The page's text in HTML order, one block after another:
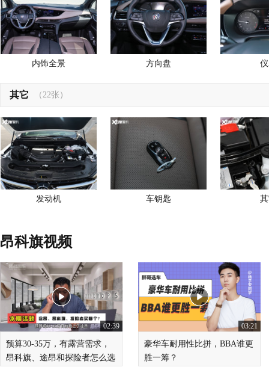
内饰全景 方向盘
其它 （22张）
发动机 车钥匙
昂科旗视频
02:39
预算30-35万，有露营需求，
昂科旗、途昂和探险者怎么选
03:21
豪华车耐用性比拼，BBA谁更
胜一筹？